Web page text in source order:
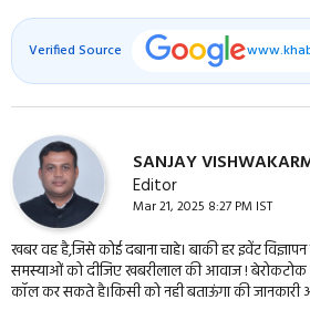
Verified Source
SANJAY
Editor
Mar 21, 2025 8:27 PM IST
खबर वह है,जिसे कोई दबाना चाहे। बाकी हर इवेंट विज्ञापन
समस्याओं को दीजिए खबरीलाल की आवाज !
कॉल कर सकते है।किसी को नही बताऊंगा की जानकारी